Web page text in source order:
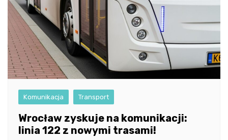
Komunikacja Transport
Wrocław zyskuje na komunikacji:
linia 122 z nowymi trasami!